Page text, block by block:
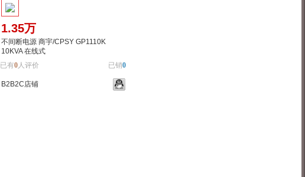
1.35万
不间断电源 商宇/CPSY GP1110K
10KVA 在线式
已有0人评价 已销0
B2B2C店铺